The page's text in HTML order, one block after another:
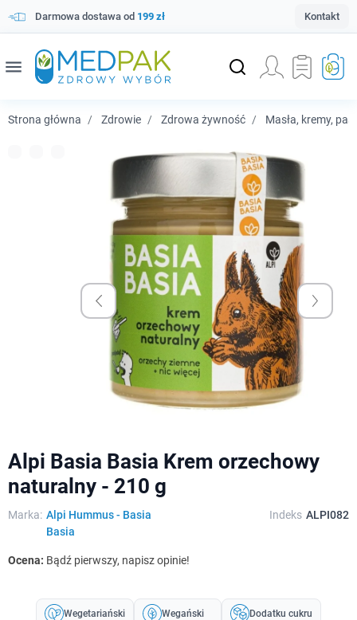
Darmowa dostawa od 199 zł Kontakt
menu
Strona główna Zdrowie Zdrowa żywność Masła, kremy,
Alpi Basia Basia Krem orzechowy
naturalny - 210 g
Marka: Alpi Hummus - Basia
Basia
Indeks ALPI082
Ocena: Bądź pierwszy, napisz opinie!
Wegetariański Wegański Dodatku cukru